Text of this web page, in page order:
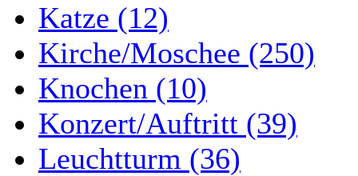
Katze (12)
Kirche/Moschee (250)
Knochen (10)
Konzert/Auftritt (39)
Leuchtturm (36)